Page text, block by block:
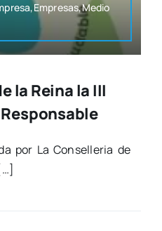
la Reina la III
por La Con­se­lle­ria de